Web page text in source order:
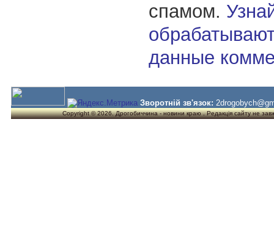
спамом.
данные
Зворотній зв'язок:
Copyright © 2026. Дрогобиччина - новини краю . Редакція сайту не